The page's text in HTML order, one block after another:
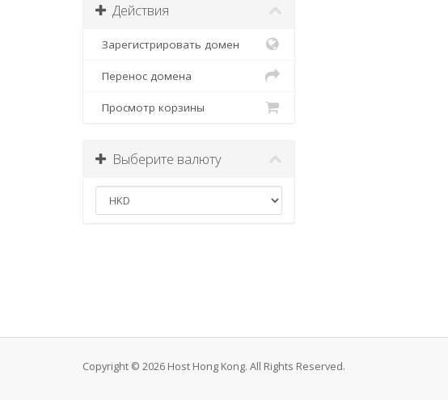
Действия
Зарегистрировать домен
Перенос домена
Просмотр корзины
Выберите валюту
Copyright © 2026 Host Hong Kong. All Rights Reserved.